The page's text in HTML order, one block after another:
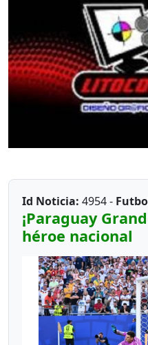
Id Noticia: 4954 -
¡Paraguay
héroe nacional